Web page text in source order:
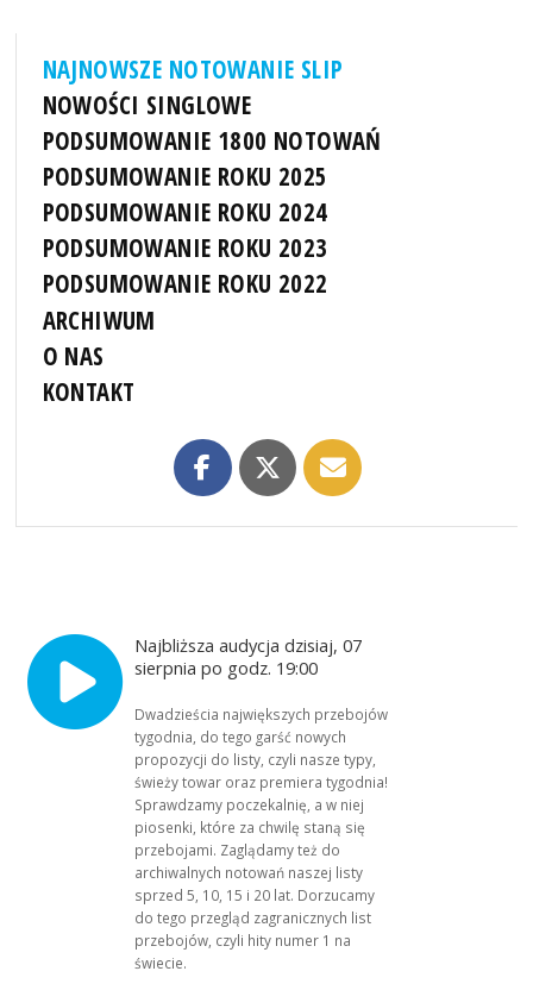
NAJNOWSZE NOTOWANIE SLIP
NOWOŚCI SINGLOWE
PODSUMOWANIE 1800 NOTOWAŃ
PODSUMOWANIE ROKU 2025
PODSUMOWANIE ROKU 2024
PODSUMOWANIE ROKU 2023
PODSUMOWANIE ROKU 2022
ARCHIWUM
O NAS
KONTAKT
Najbliższa audycja dzisiaj, 07
sierpnia po godz. 19:00
Dwadzieścia największych przebojów
tygodnia, do tego garść nowych
propozycji do listy, czyli nasze typy,
świeży towar oraz premiera tygodnia!
Sprawdzamy poczekalnię, a w niej
piosenki, które za chwilę staną się
przebojami. Zaglądamy też do
archiwalnych notowań naszej listy
sprzed 5, 10, 15 i 20 lat. Dorzucamy
do tego przegląd zagranicznych list
przebojów, czyli hity numer 1 na
świecie.